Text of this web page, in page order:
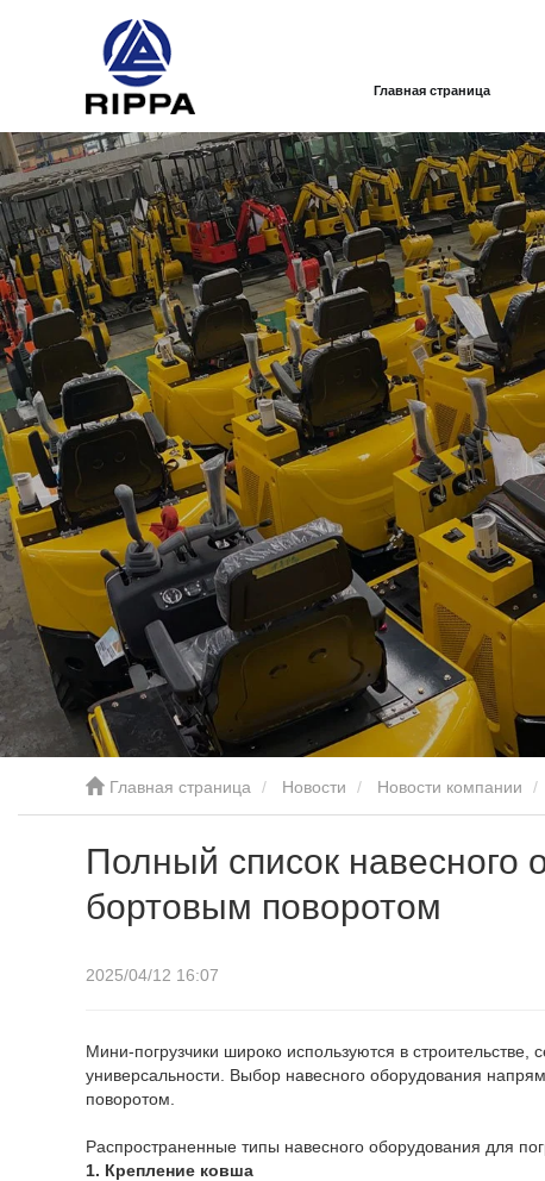
Главная страница
Главная страница Новости Новости компании
Полный список навесного
бортовым поворотом
2025/04/12 16:07
Мини-погрузчики широко используются в
универсальности. Выбор навесного оборудования
поворотом.
Распространенные типы навесного оборудования для
1. Крепление ковша